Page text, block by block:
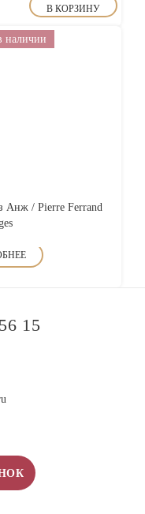
В КОРЗИНУ
наличии
Анж / Pierre Ferrand
15